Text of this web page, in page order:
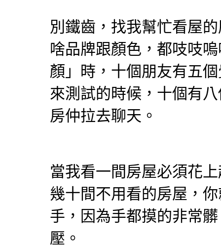
別鐵齒，找我幫忙看屋
啥品牌跟顏色，都吱吱
顏」時，十個朋友有五
來測試的時候，十個有
房仲拉去聊天。
當我看一間房屋必須花
幾十間不用看的房屋，
手，因為手都摸的非常
壓。